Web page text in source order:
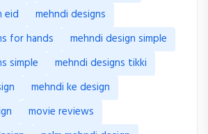
eid
mehndi designs
for hands
mehndi design simple
simple
mehndi designs tikki
mehndi ke design
movie reviews